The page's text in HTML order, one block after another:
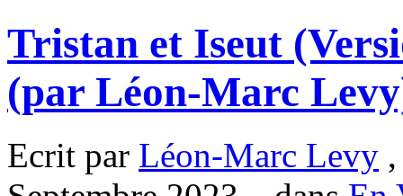
Tristan et Iseut
(par Léon-Marc
Ecrit par Léon-Marc Levy